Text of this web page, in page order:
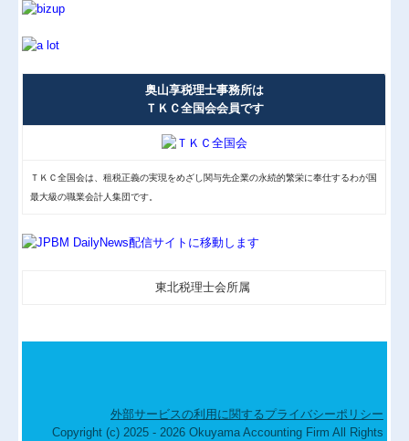
奥山享税理士事務所は
ＴＫＣ全国会会員です
ＴＫＣ全国会は、租税正義の実現をめざし関与先企業の永続的繁栄に奉仕するわが国
最大級の職業会計人集団です。
東北税理士会所属
外部サービスの利用に関するプライバシーポリシー
Copyright (c) 2025 - 2026 Okuyama Accounting Firm All Rights